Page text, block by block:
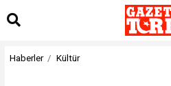
Haberler Kültür